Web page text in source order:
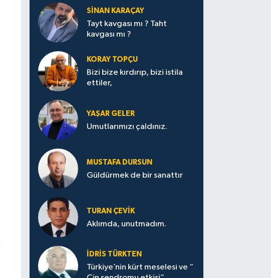
SİNAN KARAÇAY
Tayt kavgası mı ? Taht
kavgası mı ?
KORAY TOPÇU
Bizi bize kırdırıp, bizi istila
ettiler,
YAŞAR GELER
Umutlarımızı çaldınız.
MUSTAFA DURSUN
Güldürmek de bir sanattır
TURAN ÇEVİK
Aklımda, unutmadım.
İDRİS TÜRKTEN
Türkiye’nin kürt meselesi ve “